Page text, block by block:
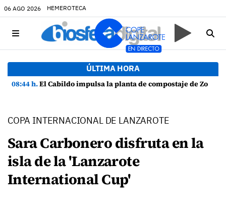
06 AGO 2026 HEMEROTECA
ÚLTIMA HORA
08:44 h.El Cabildo impulsa la planta de compostaje de Zonzamas para tratar 4.375 toneladas de biorresiduos
COPA INTERNACIONAL DE LANZAROTE
Sara Carbonero disfruta en la
isla de la 'Lanzarote
International Cup'